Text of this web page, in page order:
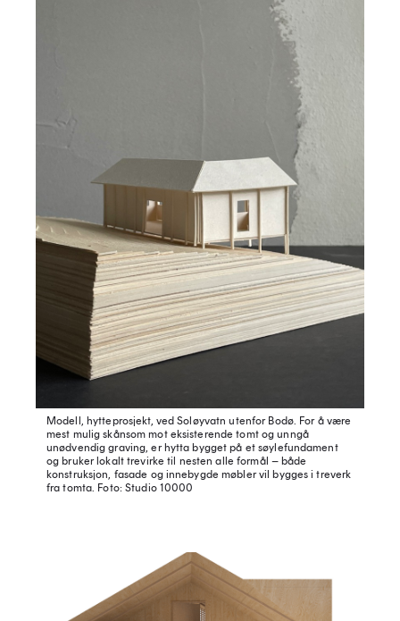
Modell, hytteprosjekt, ved Soløyvatn utenfor Bodø. For å være
mest mulig skånsom mot eksisterende tomt og unngå
unødvendig graving, er hytta bygget på et søylefundament
og bruker lokalt trevirke til nesten alle formål – både
konstruksjon, fasade og innebygde møbler vil bygges i treverk
fra tomta. Foto: Studio 10000